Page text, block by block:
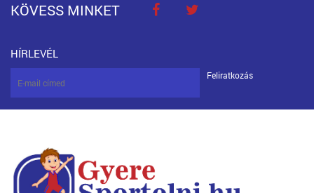
KÖVESS MINKET
HÍRLEVÉL
Feliratkozás